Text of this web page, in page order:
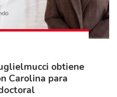
obtiene
Carolina para